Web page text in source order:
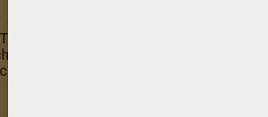
O que tu cherchais mais tu n'as pas
à colorier en ligne d'Hellokids.
à colorier